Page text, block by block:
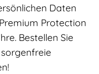
Daten
Protection
Bestellen Sie